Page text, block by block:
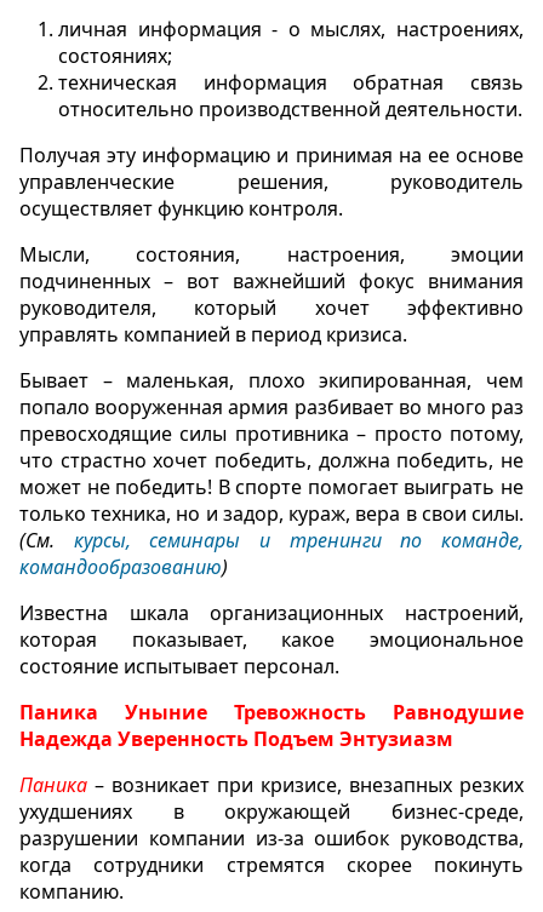
личная информация - о мыслях, настроениях,
состояниях;
техническая информация обратная связь
относительно производственной деятельности.
Получая эту информацию и принимая на ее основе
управленческие решения, руководитель
осуществляет функцию контроля.
Мысли, состояния, настроения, эмоции
подчиненных – вот важнейший фокус внимания
руководителя, который хочет эффективно
управлять компанией в период кризиса.
Бывает – маленькая, плохо экипированная, чем
попало вооруженная армия разбивает во много раз
превосходящие силы противника – просто потому,
что страстно хочет победить, должна победить, не
может не победить! В спорте помогает выиграть не
только техника, но и задор, кураж, вера в свои силы.
(См. курсы, семинары и тренинги по команде,
командообразованию)
Известна шкала организационных настроений,
которая показывает, какое эмоциональное
состояние испытывает персонал.
Паника Уныние Тревожность Равнодушие
Надежда Уверенность Подъем Энтузиазм
Паника – возникает при кризисе, внезапных резких
ухудшениях в окружающей бизнес-среде,
разрушении компании из-за ошибок руководства,
когда сотрудники стремятся скорее покинуть
компанию.